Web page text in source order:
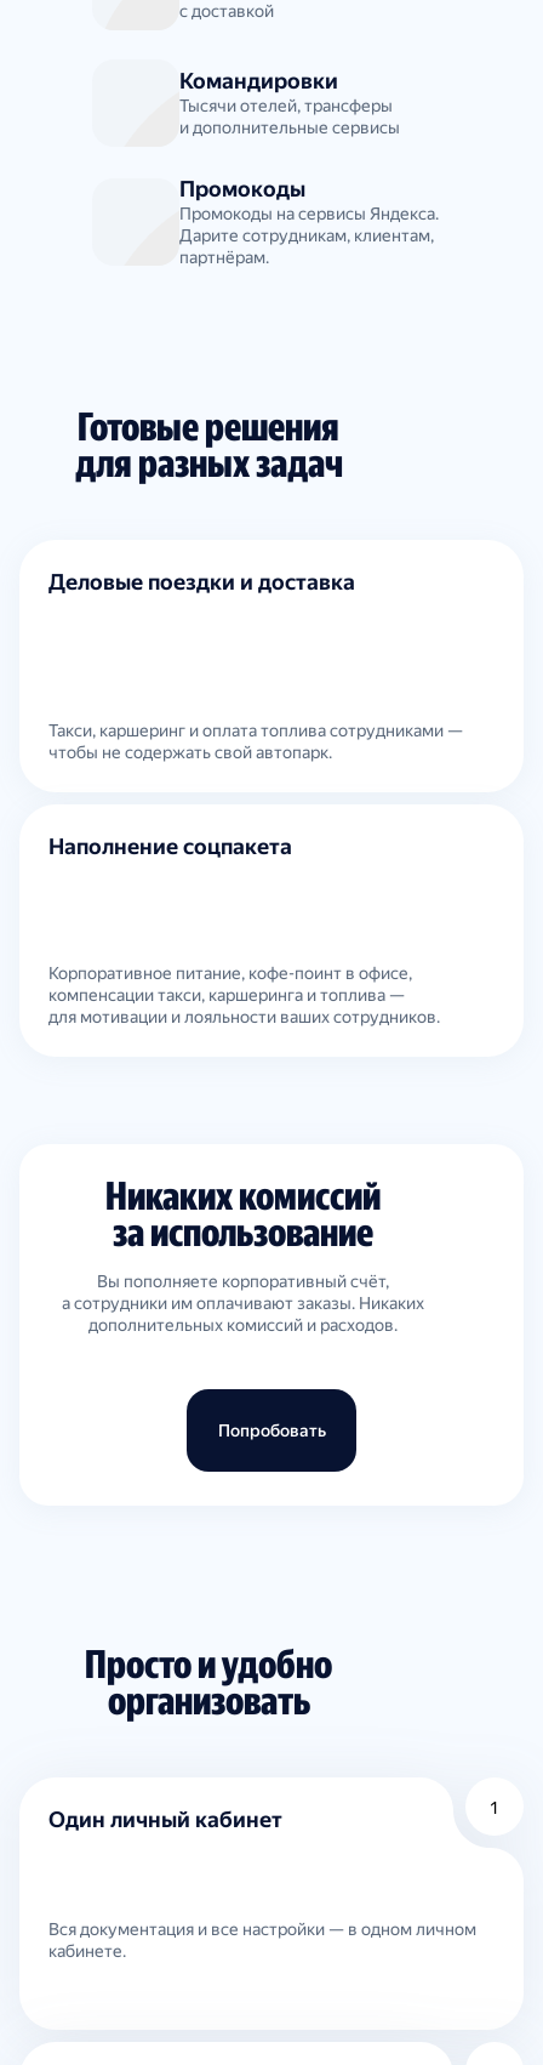
с доставкой
Командировки
Тысячи отелей, трансферы
и дополнительные сервисы
Промокоды
Промокоды на сервисы Яндекса.
Дарите сотрудникам, клиентам,
партнёрам.
Готовые решения
для разных задач
Деловые поездки и доставка
Такси, каршеринг и оплата топлива сотрудниками —
чтобы не содержать свой автопарк.
Наполнение соцпакета
Корпоративное питание, кофе-поинт в офисе,
компенсации такси, каршеринга и топлива —
для мотивации и лояльности ваших сотрудников.
Никаких комиссий
за использование
Вы пополняете корпоративный счёт,
а сотрудники им оплачивают заказы. Никаких
дополнительных комиссий и расходов.
Попробовать
Просто и удобно
организовать
1
Один личный кабинет
Вся документация и все настройки — в одном личном
кабинете.